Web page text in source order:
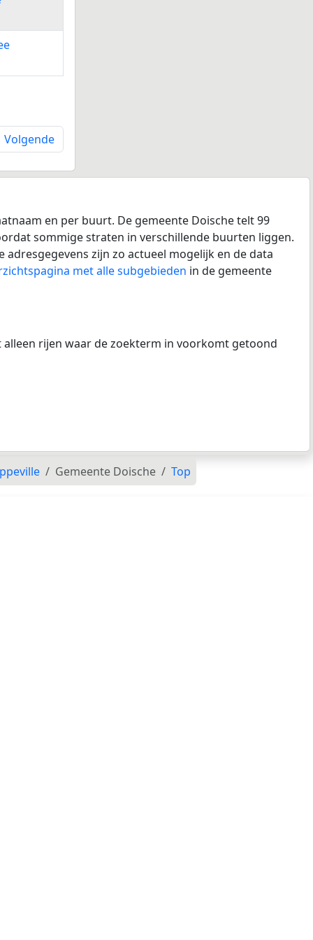
Volgende
en per buurt. De gemeente Doische telt 99
sommige straten in verschillende buurten liggen.
zijn zo actueel mogelijk en de data
met alle subgebieden in de gemeente
rijen waar de zoekterm in voorkomt getoond
Gemeente Doische Top